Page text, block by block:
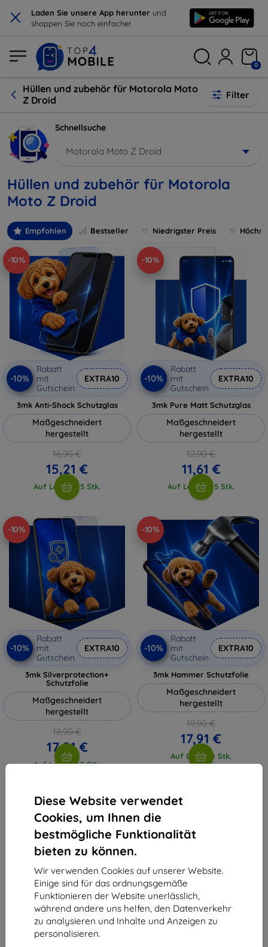
× Laden Sie unsere App herunter und
shoppen Sie noch einfacher.
Diese Website verwendet
Cookies, um Ihnen die
bestmögliche Funktionalität
bieten zu können.
Wir verwenden Cookies auf unserer Website.
Einige sind für das ordnungsgemäße
Funktionieren der Website unerlässlich,
während andere uns helfen, den Datenverkehr
zu analysieren und Inhalte und Anzeigen zu
personalisieren.
0
Hüllen und zubehör für Motorola Moto
Z Droid
Filter
Schnellsuche
Motorola Moto Z Droid
Hüllen und zubehör für Motorola
Moto Z Droid
Empfohlen Bestseller Niedrigster Preis
-10%
-10%
Rabatt
mit
Gutschein
EXTRA10
3mk Anti-Shock Schutzglas
Maßgeschneidert
hergestellt
16,90 €
15,21 €
Auf Lager > 5 Stk.
-10%
-10%
Rabatt
mit
Gutschein
EXTRA10
3mk Pure Matt Schutzglas
Maßgeschneidert
hergestellt
12,90 €
11,61 €
Auf Lager > 5 Stk.
-10%
-10%
Rabatt
mit
Gutschein
EXTRA10
3mk Silverprotection+
Schutzfolie
Maßgeschneidert
hergestellt
18,90 €
17,01 €
Auf Lager > 5 Stk.
-10%
-10%
Rabatt
mit
Gutschein
EXTRA10
3mk Hammer Schutzfolie
Maßgeschneidert
hergestellt
19,90 €
17,91 €
Auf Lager 4 Stk.
vom ganzen
Shield-Sk s.r.o.